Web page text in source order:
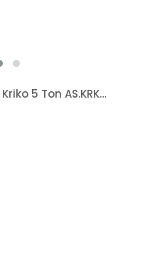
Astor Hidrolik Şişe Kriko 5 Ton AS.KRKS05